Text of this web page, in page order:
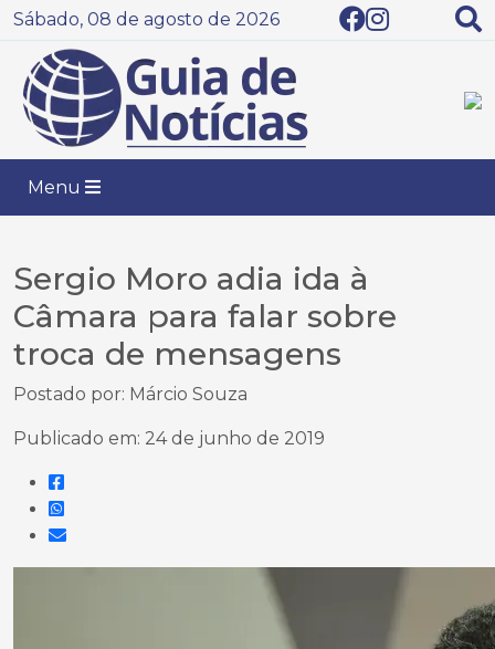
Sábado, 08 de agosto de 2026
Menu
Sergio Moro adia ida à
Câmara para falar sobre
troca de mensagens
Postado por: Márcio Souza
Publicado em: 24 de junho de 2019